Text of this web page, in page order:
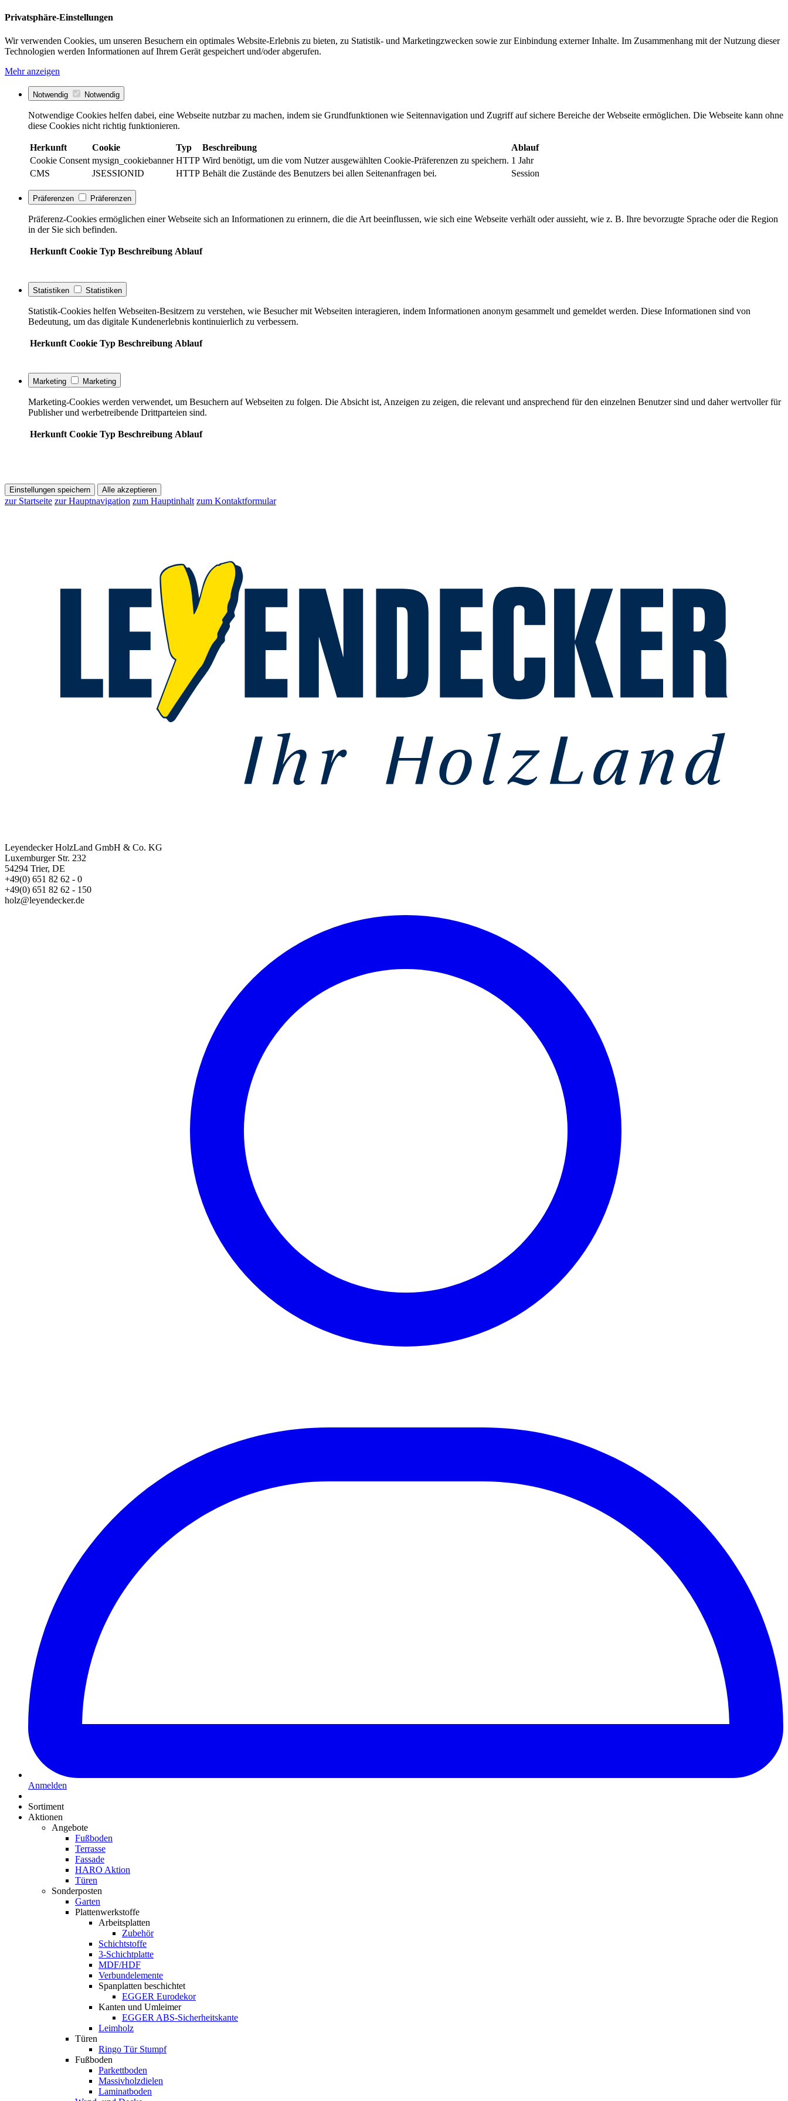
Privatsphäre-Einstellungen
Wir verwenden Cookies, um unseren Besuchern ein optimales Website-Erlebnis zu bieten, zu Statistik- und Marketingzwecken sowie zur Einbindung externer Inhalte. Im Zusammenhang mit der Nutzung dieser
Technologien werden Informationen auf Ihrem Gerät gespeichert und/oder abgerufen.
Mehr anzeigen
Notwendig Notwendig
Notwendige Cookies helfen dabei, eine Webseite nutzbar zu machen, indem sie Grundfunktionen wie Seitennavigation und Zugriff auf sichere Bereiche der Webseite ermöglichen. Die Webseite kann ohne
diese Cookies nicht richtig funktionieren.
Herkunft Cookie Typ Beschreibung
Ablauf
Cookie Consent mysign_cookiebanner HTTP Wird benötigt, um die vom Nutzer ausgewählten Cookie-Präferenzen zu speichern. 1 Jahr
CMS
JSESSIONID HTTP Behält die Zustände des Benutzers bei allen Seitenanfragen bei. Session
Präferenzen Präferenzen
Präferenz-Cookies ermöglichen einer Webseite sich an Informationen zu erinnern, die die Art beeinflussen, wie sich eine Webseite verhält oder aussieht, wie z. B. Ihre bevorzugte Sprache oder die Region
in der Sie sich befinden.
Herkunft Cookie Typ Beschreibung Ablauf
Statistiken Statistiken
Statistik-Cookies helfen Webseiten-Besitzern zu verstehen, wie Besucher mit Webseiten interagieren, indem Informationen anonym gesammelt und gemeldet werden. Diese Informationen sind von
Bedeutung, um das digitale Kundenerlebnis kontinuierlich zu verbessern.
Herkunft Cookie Typ Beschreibung Ablauf
Marketing Marketing
Marketing-Cookies werden verwendet, um Besuchern auf Webseiten zu folgen. Die Absicht ist, Anzeigen zu zeigen, die relevant und ansprechend für den einzelnen Benutzer sind und daher wertvoller für
Publisher und werbetreibende Drittparteien sind.
Herkunft Cookie Typ Beschreibung Ablauf
Einstellungen speichern Alle akzeptieren
zur Startseite zur Hauptnavigation zum Hauptinhalt zum Kontaktformular
Leyendecker HolzLand GmbH & Co. KG
Luxemburger Str. 232
54294 Trier, DE
+49(0) 651 82 62 - 0
+49(0) 651 82 62 - 150
holz@leyendecker.de
Anmelden
Sortiment
Aktionen
Angebote
Fußboden
Terrasse
Fassade
HARO Aktion
Türen
Sonderposten
Garten
Plattenwerkstoffe
Arbeitsplatten
Zubehör
Schichtstoffe
3-Schichtplatte
MDF/HDF
Verbundelemente
Spanplatten beschichtet
EGGER Eurodekor
Kanten und Umleimer
EGGER ABS-Sicherheitskante
Leimholz
Türen
Ringo Tür Stumpf
Fußboden
Parkettboden
Massivholzdielen
Laminatboden